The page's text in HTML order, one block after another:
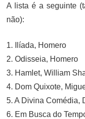
A lista é a seguinte
não):
1. Ilíada, Homero
2. Odisseia, Homero
3. Hamlet, William
4. Dom Quixote,
5. A Divina Comédia,
6. Em Busca do